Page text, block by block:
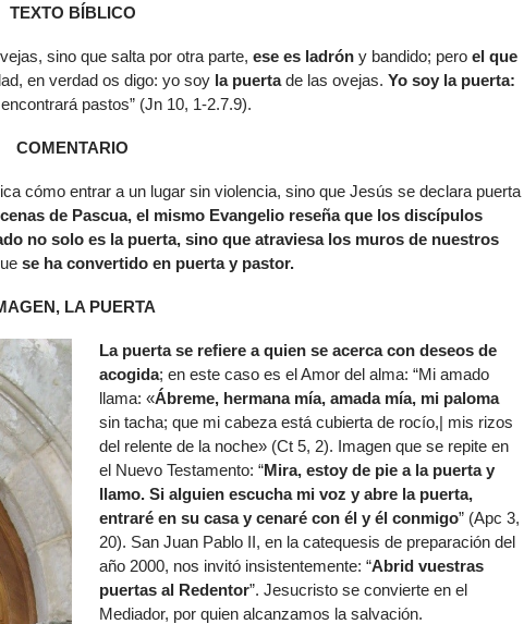
arriba/abajo
para
el
volumen.
TEXTO BÍBLICO
sino que salta por otra parte, ese es ladrón y bandido; pero el que
en verdad os digo: yo soy la puertade las ovejas. Yo soy la puerta:
pastos” (Jn 10, 1-2.7.9).
COMENTARIO
cómo entrar a un lugar sin violencia, sino que Jesús se declara puerta
de Pascua, el mismo Evangelio reseña que los discípulos
no solo es la puerta, sino que atraviesa los muros de nuestros
se ha convertido en puerta y pastor.
LA PUERTA
La puerta se refiere a quien se acerca con deseos de
acogida; en este caso es el Amor del alma: “Mi amado
llama: «Ábreme, hermana mía, amada mía, mi paloma
sin tacha; que mi cabeza está cubierta de rocío,| mis rizos
del relente de la noche» (Ct 5, 2). Imagen que se repite en
el Nuevo Testamento: “Mira, estoy de pie a la puerta y
llamo. Si alguien escucha mi voz y abre la puerta,
entraré en su casa y cenaré con él y él conmigo” (Apc 3,
20). San Juan Pablo II, en la catequesis de preparación del
año 2000, nos invitó insistentemente: “Abrid vuestras
puertas al Redentor”. Jesucristo se convierte en el
Mediador, por quien alcanzamos la salvación.